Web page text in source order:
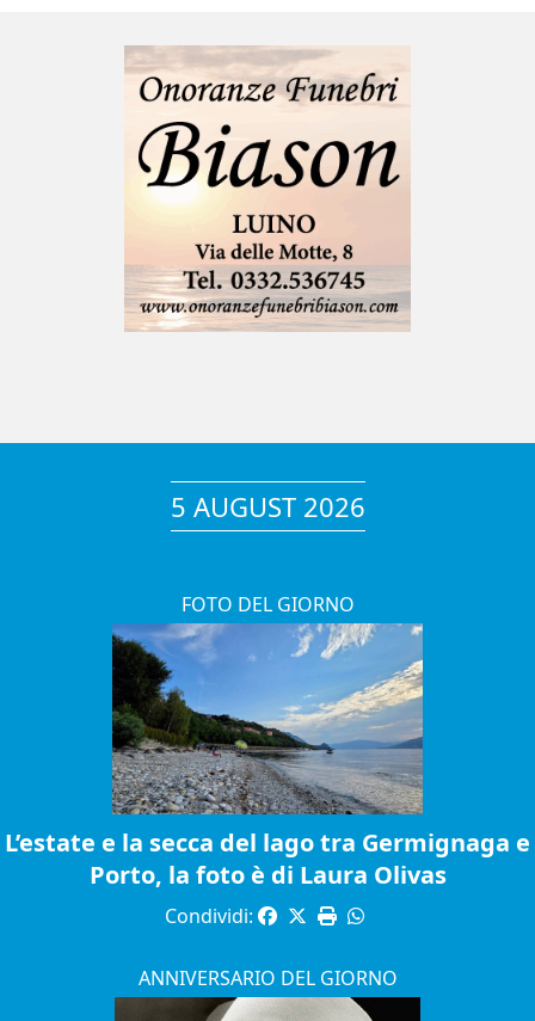
5 AUGUST 2026
FOTO DEL GIORNO
L’estate e la secca del lago tra Germignaga e
Porto, la foto è di Laura Olivas
Condividi:
ANNIVERSARIO DEL GIORNO